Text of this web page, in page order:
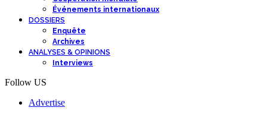
Événements internationaux
DOSSIERS
Enquête
Archives
ANALYSES & OPINIONS
Interviews
Follow US
Advertise